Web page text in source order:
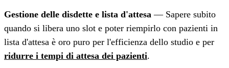
Gestione delle disdette e lista d'attesa — Sapere subito
quando si libera uno slot e poter riempirlo con pazienti in
lista d'attesa è oro puro per l'efficienza dello studio e per
ridurre i tempi di attesa dei pazienti.